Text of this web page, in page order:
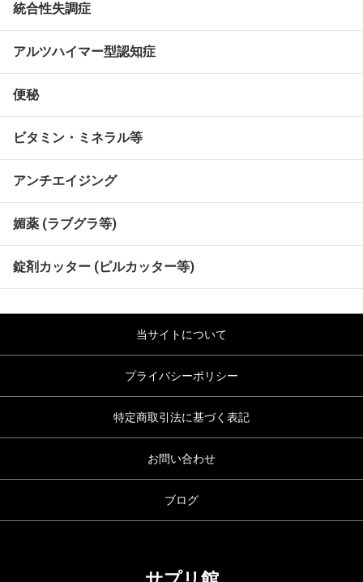
統合性失調症
アルツハイマー型認知症
便秘
ビタミン・ミネラル等
アンチエイジング
媚薬 (ラブグラ等)
錠剤カッター (ピルカッター等)
当サイトについて
プライバシーポリシー
特定商取引法に基づく表記
お問い合わせ
ブログ